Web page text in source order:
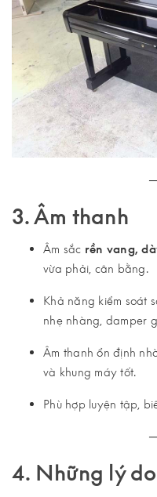
3. Âm thanh
Âm sắc rền vang,
vừa phải, cân bằng.
Khả năng kiểm soát
nhẹ nhàng, damper
Âm thanh ổn định
và khung máy tốt.
Phù hợp luyện tập,
4. Những lý